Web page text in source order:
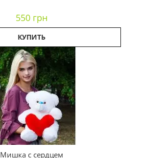
550 грн
КУПИТЬ
Мишка с сердцем